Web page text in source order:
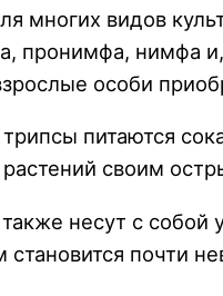
многих видов
пронимфа, нимфа
особи
питаются
своим
несут с
почти